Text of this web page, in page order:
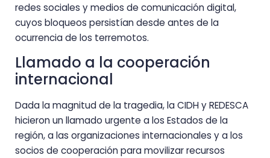
redes sociales y medios de comunicación digital,
cuyos bloqueos persistían desde antes de la
ocurrencia de los terremotos.
Llamado a la cooperación
internacional
Dada la magnitud de la tragedia, la CIDH y REDESCA
hicieron un llamado urgente a los Estados de la
región, a las organizaciones internacionales y a los
socios de cooperación para movilizar recursos